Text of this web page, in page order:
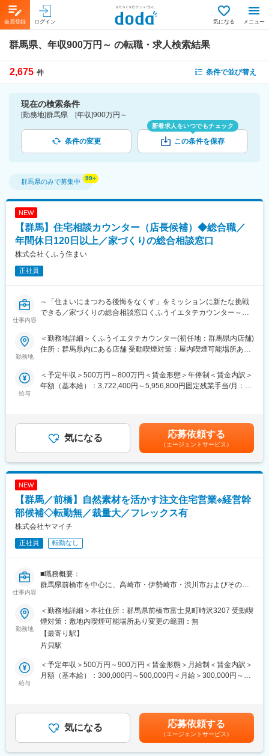
会員登録 ログイン 気になる メニュー
群馬県、年収900万円～ の転職・求人検索結果
2,675 件 条件で並び替え
現在の検索条件
[勤務地]群馬県 [年収]900万円～
条件の変更
新着求人をいつでもチェック
この条件を保存
群馬県のみで募集中
NEW
【群馬】住宅相談カウンター（店長候補）◆総合職／
年間休日120日以上／家づくりの総合相談窓口
株式会社くふう住まい
正社員
仕事内容
～「住まいにまつわる後悔をなくす」をミッションに新たな挑戦
できる／家づくりの総合相談窓口くふうイエタテカウンター～
■概要：
家づくりの総合相談窓口『くふうイエタテカウンター』の店長候
や新店舗の立ち上げを担っていただく予定です。
ア・SaaSを運営する情報サービス企業です。
『くふうイエタテカウンター』は、注文住宅やリフォーム・リノ
ベーションを検討している方への無料相談＆住宅会社紹介サービ
スです。
店舗数は急速に拡大しており、2024年には静岡を中心に6店舗だ
海・関西で28店舗を展開し、今後3年で100店舗の展開を目指して
います。
さらなる出店を見据え、将来的に複数店舗の店長を担っていただ
ける方を募集します。
■仕事内容：
せします。
フォロー、店頭集客 など
◎店長業務
・店舗運営(売上・KPI管理、シフト管理など店舗全体のマネジメ
・店舗スタッフの指導育成、採用、評価
・住宅会社との関係性構築
■やりがい／魅力：
・業種、業界未経験の方が、入社1年で新店舗立ち上げを任された
実績があります。年齢、経歴関係なく、実績次第で早期に大きな
勤務地
＜勤務地詳細＞くふうイエタテカウンター(初任地：群馬県内店舗)
住所：群馬県内にある店舗 受動喫煙対策：屋内喫煙可能場所あり
給与
＜予定年収＞500万円～800万円＜賃金形態＞年俸制＜賃金内訳＞
年額（基本給）：3,722,400円～5,956,800円固定残業手当/月：
給与補足＞※上記年収には、45時間分のみなし残業代を含みま
す。※詳細は、経験・能力を考慮した上で決定■給与改定：年2回
（4月、10月）賃金はあくまでも目安の金額であり、選考を通じ
て上下する可能性があります。月給(月額)は固定手当を含めた表記
です。
気になる 応募依頼する
（エージェントサービス）
NEW
【群馬／前橋】自然素材を活かす注文住宅営業※経営幹
部候補◇転勤無／裁量大／フレックス有
株式会社ヤマイチ
正社員 転勤なし
仕事内容
■職務概要：
群馬県前橋市を中心に、高崎市・伊勢崎市・渋川市およびその周
土に根差した「木の家づくり」を大切にし、自然素材と最新の技
術を融合させた家づくりを提案することが主な業務です。営業活
動だけでなく、集客活動も担当していただきますので、多岐にわ
たるスキルを発揮していただけるポジションです。
▼具体的には下記業務をお任せします：
・土地探し、敷地の詳細調査
ェイベント等の企画
・インスタグラムなどのSNSを活用した集客活動
勤務地
＜勤務地詳細＞本社住所：群馬県前橋市富士見町時沢3207 受動喫
煙対策：敷地内喫煙可能場所あり変更の範囲：無
【最寄り駅】
片貝駅
給与
＜予定年収＞500万円～900万円＜賃金形態＞月給制＜賃金内訳＞
月額（基本給）：300,000円～500,000円＜月給＞300,000円～
定給に加えインセンティブあり（年間10棟のご契約実績で上記年
収に加え＋300万円となります）※上記予定年収はインセンティブ
含む総支給額です。賃金はあくまでも目安の金額であり、選考を
通じて上下する可能性があります。月給(月額)は固定手当を含めた
気になる 応募依頼する
（エージェントサービス）